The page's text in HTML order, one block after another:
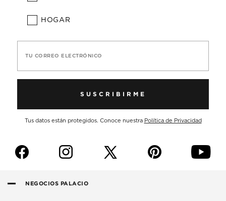
HOGAR
TU CORREO ELECTRÓNICO
SUSCRIBIRME
Tus datos están protegidos. Conoce nuestra Política de Privacidad
f i p y
NEGOCIOS PALACIO